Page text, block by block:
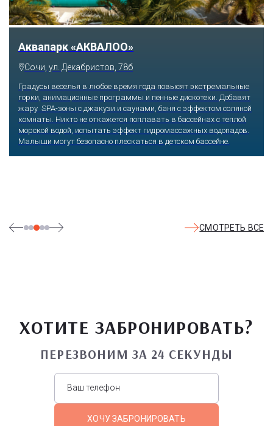
Тематический парк развлечений «Сочи
Парк»
Сочи, Олимпийский проспект, 21
Оказавшись здесь, словно попадаешь в сказку: встречаешь
любимых героев русского фольклора, получаешь возможность
сколько душе угодно кататься на аттракционах европейского
уровня. Гости участвуют в увлекательных квестах и творческих
СМОТРЕТЬ ВСЕ
ХОТИТЕ ЗАБРОНИРОВАТЬ?
ПЕРЕЗВОНИМ ЗА 24 СЕКУНДЫ
ХОЧУ ЗАБРОНИРОВАТЬ